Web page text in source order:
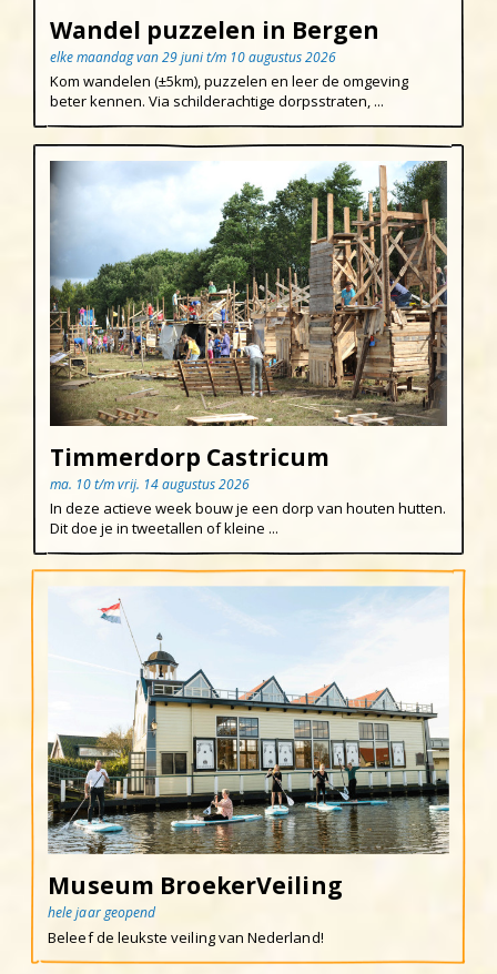
Pasen
Koningsdag
Egmond aan den Hoef
Egmond-Binnen
Egmond aan Zee
Groet
Hargen aan Zee
Heemskerk
Heerhugowaard
Heiloo
Limmen
Regio
Schoorl
Sint Maartenszee
Uitgeest
Wijk aan Zee
Wandel puzzelen in Bergen
elke maandag van 29 juni t/m 10 augustus 2026
Kom wandelen (±5km), puzzelen en leer de omgeving
beter kennen. Via schilderachtige dorpsstraten, ...
Timmerdorp Castricum
ma. 10 t/m vrij. 14 augustus 2026
In deze actieve week bouw je een dorp van houten hutten.
Dit doe je in tweetallen of kleine ...
Museum BroekerVeiling
hele jaar geopend
Beleef de leukste veiling van Nederland!